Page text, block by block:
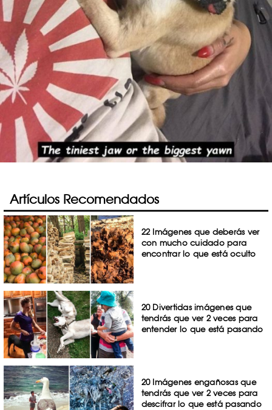
Artículos Recomendados
22 Imágenes que deberás ver
con mucho cuidado para
encontrar lo que está oculto
20 Divertidas imágenes que
tendrás que ver 2 veces para
entender lo que está pasando
20 Imágenes engañosas que
tendrás que ver 2 veces para
descifrar lo que está pasando